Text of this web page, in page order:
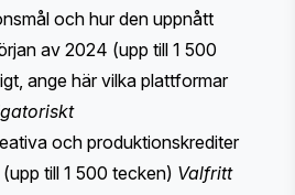
och hur den uppnått
av 2024 (upp till 1 500
ange här vilka plattformar
och produktionskrediter
till 1 500 tecken) Valfritt